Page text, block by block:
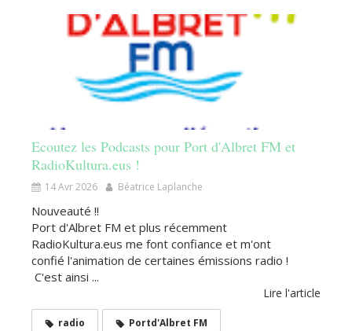
Ecoutez les Podcasts pour Port d'Albret FM et
RadioKultura.eus !
14 Avr 2026 Béatrice Laplanche
Nouveauté !!
Port d'Albret FM et plus récemment
RadioKultura.eus me font confiance et m'ont
confié l'animation de certaines émissions radio !
C'est ainsi ...
Lire l'article
radio Portd'Albret FM